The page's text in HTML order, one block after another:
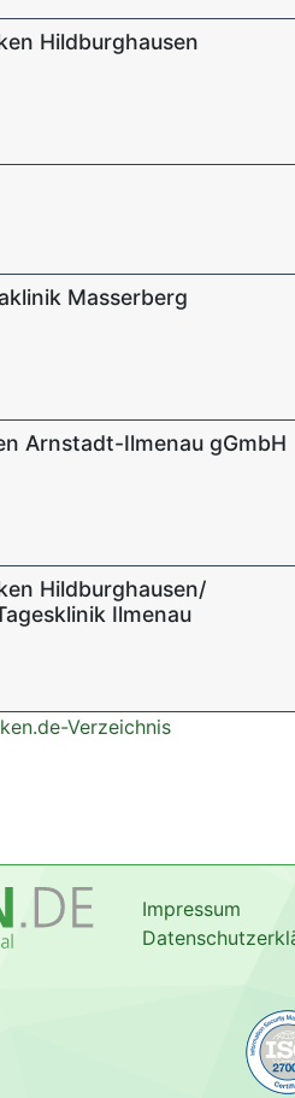
Hildburghausen
Masserberg
Arnstadt-Ilmenau gGmbH
Hildburghausen/
Ilmenau
Verzeichnis
Impressum